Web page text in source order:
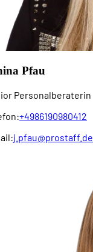
Pfau
Personalberaterin
+4986190980412
j.pfau@prostaff.de